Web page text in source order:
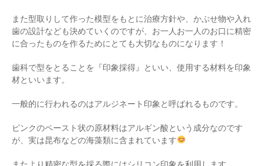
また型取りして作った模型をもとに治療方針や、かぶせ物や入れ
歯の設計なども決めていくのですが、お一人お一人のお口に精密
に合ったものを作るためにとても大切なものになります！
歯科で型をとることを『印象採得』といい、使用する材料を印象
材といいます。
一般的に行われるのはアルジネート印象と呼ばれるものです。
ピンクのペースト状の原材料はアルギン酸という成分なのです
が、実は昆布などの海藻類に含まれています